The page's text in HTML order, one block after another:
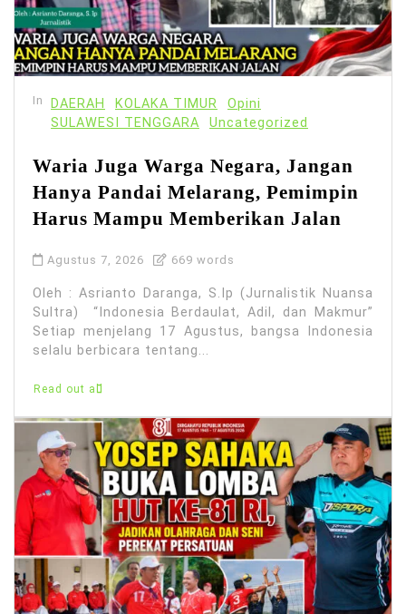
In DAERAH KOLAKA TIMUR
Opini
SULAWESI TENGGARA
Uncategorized
Waria Juga Warga Negara, Jangan
Hanya Pandai Melarang, Pemimpin
Harus Mampu Memberikan Jalan
Agustus 7, 2026 669 words
Oleh : Asrianto Daranga, S.Ip (Jurnalistik Nuansa
Sultra) “Indonesia Berdaulat, Adil, dan Makmur”
Setiap menjelang 17 Agustus, bangsa Indonesia
selalu berbicara tentang...
Read out all